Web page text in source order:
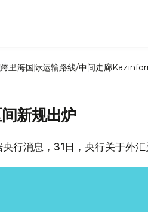
跨里海国际运输路线/中间走廊
新规出炉
行消息，31日，央行关于外汇